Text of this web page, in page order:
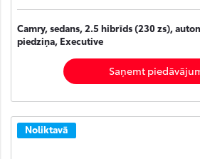
Camry, sedans, 2.5 hibrīds (230 zs),
piedziņa, Executive
Saņemt
Noliktavā